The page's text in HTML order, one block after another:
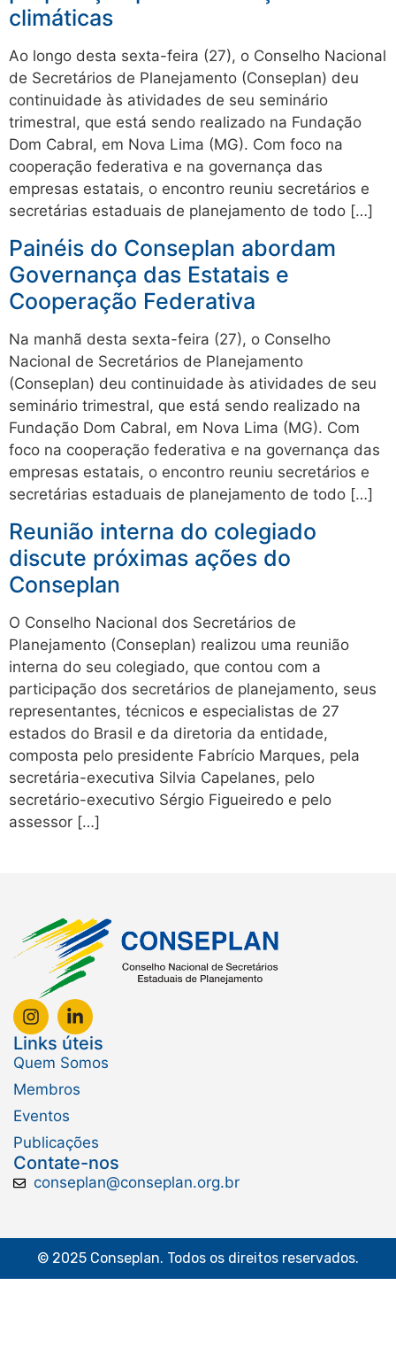
climáticas
Ao longo desta sexta-feira (27), o Conselho Nacional
de Secretários de Planejamento (Conseplan) deu
continuidade às atividades de seu seminário
trimestral, que está sendo realizado na Fundação
Dom Cabral, em Nova Lima (MG). Com foco na
cooperação federativa e na governança das
empresas estatais, o encontro reuniu secretários e
secretárias estaduais de planejamento de todo […]
Painéis do Conseplan abordam
Governança das Estatais e
Cooperação Federativa
Na manhã desta sexta-feira (27), o Conselho
Nacional de Secretários de Planejamento
(Conseplan) deu continuidade às atividades de seu
seminário trimestral, que está sendo realizado na
Fundação Dom Cabral, em Nova Lima (MG). Com
foco na cooperação federativa e na governança das
empresas estatais, o encontro reuniu secretários e
secretárias estaduais de planejamento de todo […]
Reunião interna do colegiado
discute próximas ações do
Conseplan
O Conselho Nacional dos Secretários de
Planejamento (Conseplan) realizou uma reunião
interna do seu colegiado, que contou com a
participação dos secretários de planejamento, seus
representantes, técnicos e especialistas de 27
estados do Brasil e da diretoria da entidade,
composta pelo presidente Fabrício Marques, pela
secretária-executiva Silvia Capelanes, pelo
secretário-executivo Sérgio Figueiredo e pelo
assessor […]
Links úteis
Quem Somos
Membros
Eventos
Publicações
Contate-nos
conseplan@conseplan.org.br
© 2025 Conseplan. Todos os direitos reservados.